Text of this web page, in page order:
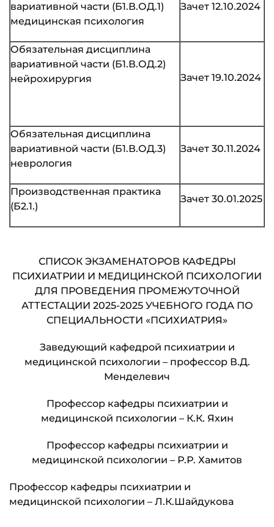
вариативной части (Б1.В.ОД.1)
медицинская психология
Зачет 12.10.2024
Обязательная дисциплина
вариативной части (Б1.В.ОД.2)
нейрохирургия
Зачет 19.10.2024
Обязательная дисциплина
вариативной части (Б1.В.ОД.3)
неврология
Зачет 30.11.2024
Производственная практика
(Б2.1.)
Зачет 30.01.2025
СПИСОК ЭКЗАМЕНАТОРОВ КАФЕДРЫ
ПСИХИАТРИИ И МЕДИЦИНСКОЙ ПСИХОЛОГИИ
ДЛЯ ПРОВЕДЕНИЯ ПРОМЕЖУТОЧНОЙ
АТТЕСТАЦИИ 2025-2025 УЧЕБНОГО ГОДА ПО
СПЕЦИАЛЬНОСТИ «ПСИХИАТРИЯ»
Заведующий кафедрой психиатрии и
медицинской психологии – профессор В.Д.
Менделевич
Профессор кафедры психиатрии и
медицинской психологии – К.К. Яхин
Профессор кафедры психиатрии и
медицинской психологии – Р.Р. Хамитов
Профессор кафедры психиатрии и
медицинской психологии – Л.К.Шайдукова